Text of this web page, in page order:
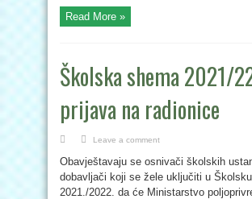
Read More »
Školska shema 2021/
prijava na radionice
Leave a comment
Obavještavaju se osnivači školskih
dobavljači koji se žele uključiti u
2021./2022. da će Ministarstvo